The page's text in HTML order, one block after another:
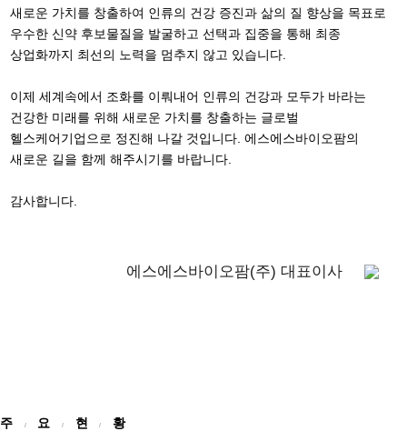
새로운 가치를 창출하여 인류의 건강 증진과 삶의 질 향상을 목표로
우수한 신약 후보물질을 발굴하고 선택과 집중을 통해 최종
상업화까지 최선의 노력을 멈추지 않고 있습니다.
이제 세계속에서 조화를 이뤄내어 인류의 건강과 모두가 바라는
건강한 미래를 위해 새로운 가치를 창출하는 글로벌
헬스케어기업으로 정진해 나갈 것입니다. 에스에스바이오팜의
새로운 길을 함께 해주시기를 바랍니다.
감사합니다.
에스에스바이오팜(주) 대표이사
주 / 요 / 현/ 황